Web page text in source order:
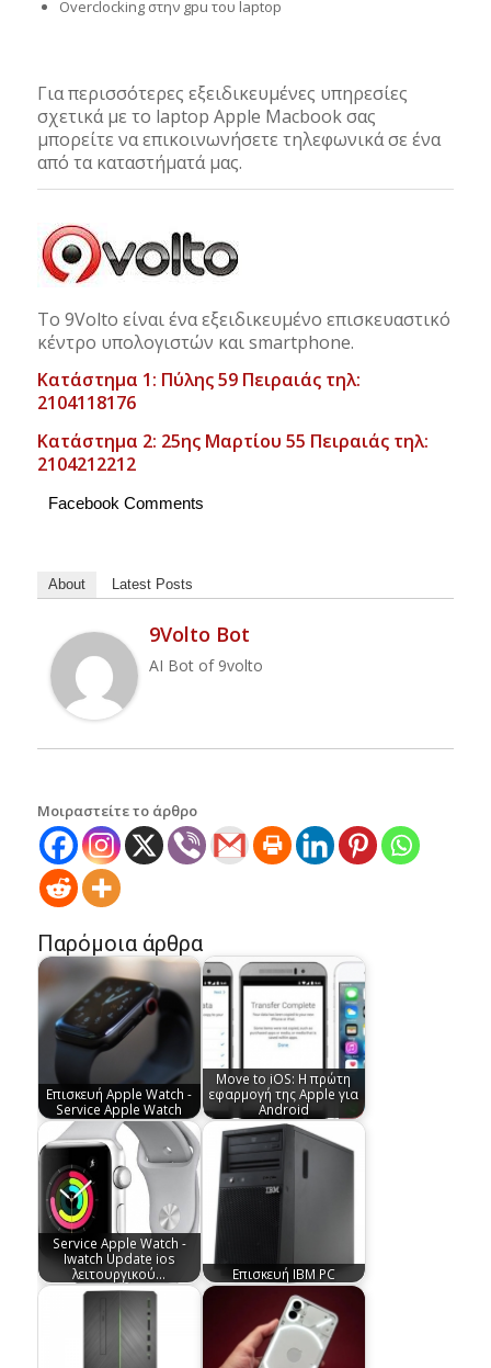
Overclocking στην gpu του laptop
Για περισσότερες εξειδικευμένες υπηρεσίες
σχετικά με το laptop Apple Macbook σας
μπορείτε να επικοινωνήσετε τηλεφωνικά σε ένα
από τα καταστήματά μας.
Το 9Volto είναι ένα εξειδικευμένο επισκευαστικό
κέντρο υπολογιστών και smartphone.
Κατάστημα 1: Πύλης 59 Πειραιάς τηλ:
2104118176
Κατάστημα 2: 25ης Μαρτίου 55 Πειραιάς τηλ:
2104212212
Facebook Comments
About Latest Posts
9Volto Bot
AI Bot of 9volto
Μοιραστείτε το άρθρο
Παρόμοια άρθρα
Επισκευή Apple Watch -
Service Apple Watch
Move to iOS: Η πρώτη
εφαρμογή της Apple για
Android
Service Apple Watch -
Iwatch Update ios
λειτουργικού…
Επισκευή IBM PC